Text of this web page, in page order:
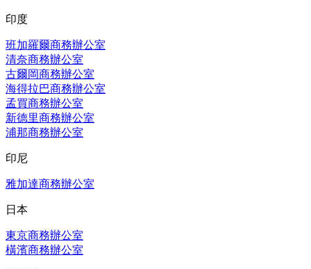
印度
班加羅爾商務辦公室
清奈商務辦公室
古爾岡商務辦公室
海得拉巴商務辦公室
孟買商務辦公室
新德里商務辦公室
浦那商務辦公室
印尼
雅加達商務辦公室
日本
東京商務辦公室
橫濱商務辦公室